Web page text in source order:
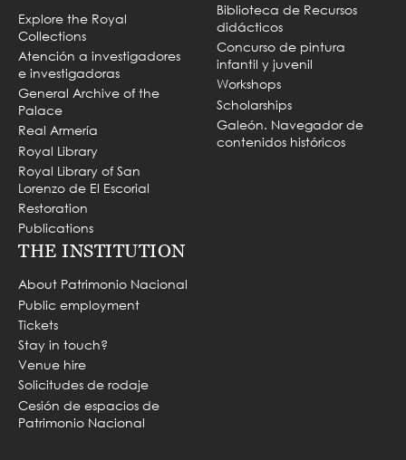
Explore the Royal
Collections
Atención a investigadores
e investigadoras
General Archive of the
Palace
Real Armería
Royal Library
Royal Library of San
Lorenzo de El Escorial
Restoration
Publications
Biblioteca de Recursos
didácticos
Concurso de pintura
infantil y juvenil
Workshops
Scholarships
Galeón. Navegador de
contenidos históricos
THE INSTITUTION
About Patrimonio Nacional
Public employment
Tickets
Stay in touch?
Venue hire
Solicitudes de rodaje
Cesión de espacios de
Patrimonio Nacional